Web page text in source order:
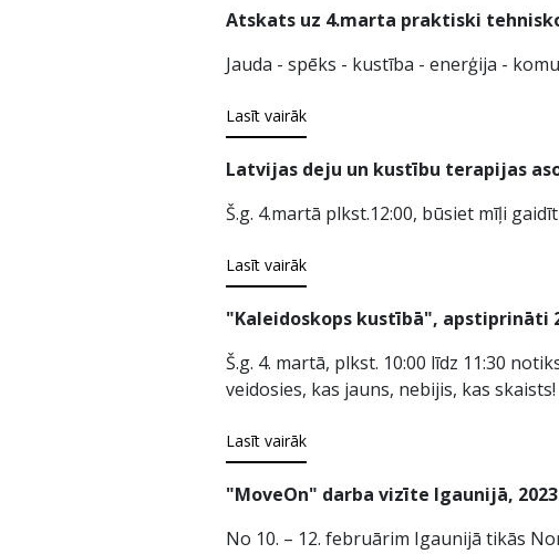
Atskats uz 4.marta praktiski
Jauda - spēks - kustība - enerģija -
Lasīt vairāk
Latvijas deju un kustību terapijas
Š.g. 4.martā plkst.12:00, būsiet mīļi
Lasīt vairāk
"Kaleidoskops kustībā", apstiprināti 2
Š.g. 4. martā, plkst. 10:00 līdz 11:30
veidosies, kas jauns, nebijis, kas
Lasīt vairāk
"MoveOn" darba vizīte Igaunijā,
No 10. – 12. februārim Igaunijā tikās